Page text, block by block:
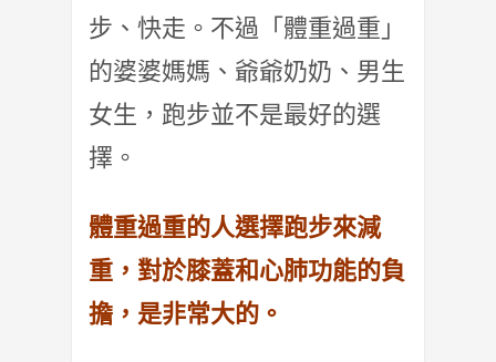
步、快走。不過「體重過重」
的婆婆媽媽、爺爺奶奶、男生
女生，跑步並不是最好的選
擇。
體重過重的人選擇跑步來減
重，對於膝蓋和心肺功能的負
擔，是非常大的。